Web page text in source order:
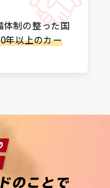
体制の整った国
年以上のカー